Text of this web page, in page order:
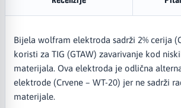
Bijela wolfram elektroda sadrži 2% cerija
koristi za TIG (GTAW) zavarivanje kod
materijala. Ova elektroda je odlična
elektrode (Crvene – WT-20) jer ne sadrži
materijale.